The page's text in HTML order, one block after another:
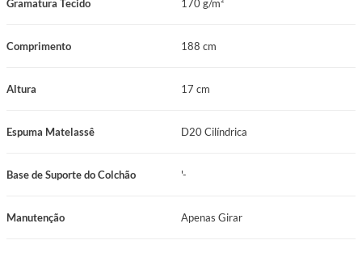
Gramatura Tecido 170 g/m²
Comprimento 188 cm
Altura 17 cm
Espuma Matelassê D20 Cilíndrica
Base de Suporte do Colchão '-
Manutenção Apenas Girar